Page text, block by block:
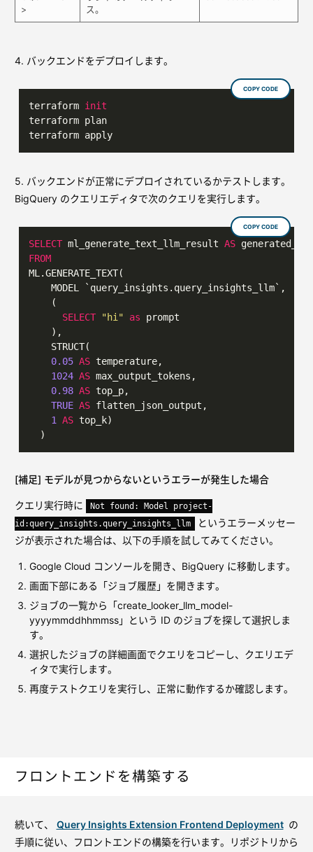
>
ス。
4. バックエンドをデプロイします。
COPY CODE
terraform init
terraform plan
terraform apply
5. バックエンドが正常にデプロイされているかテストします。
BigQuery のクエリエディタで次のクエリを実行します。
COPY CODE
SELECT ml_generate_text_llm_result AS
FROM
ML.GENERATE_TEXT(
    MODEL `query_insights.query_insights_llm`,
    (
SELECT
"hi" as prompt
    ),
    STRUCT(
0.05 AS temperature,
1024 AS max_output_tokens,
0.98 AS top_p,
TRUE AS flatten_json_output,
1
AS top_k)
  )
[補足] モデルが見つからないというエラーが発生した場合
クエリ実行時に
Not found: Model project-
id:query_insights.query_insights_llm
というエラーメッセー
ジが表示された場合は、以下の手順を試してみてください。
Google Cloud コンソールを開き、BigQuery に移動します。
画面下部にある「ジョブ履歴」を開きます。
ジョブの一覧から「create_looker_llm_model-
yyyymmddhhmmss」という ID のジョブを探して選択しま
す。
選択したジョブの詳細画面でクエリをコピーし、クエリエデ
ィタで実行します。
再度テストクエリを実行し、正常に動作するか確認します。
フロントエンドを構築する
続いて、 Query Insights Extension Frontend Deployment の
手順に従い、フロントエンドの構築を行います。リポジトリから